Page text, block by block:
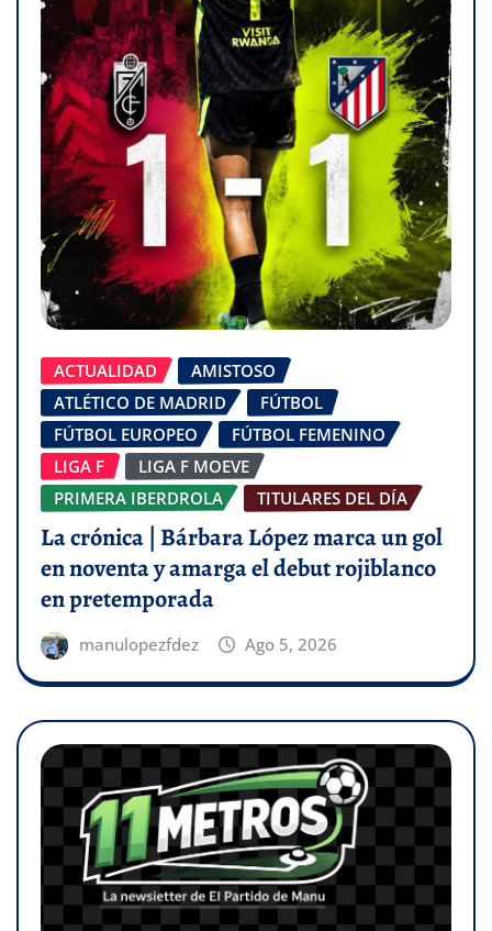
ACTUALIDAD
AMISTOSO
ATLÉTICO DE MADRID
FÚTBOL
FÚTBOL EUROPEO
FÚTBOL FEMENINO
LIGA F
LIGA F MOEVE
PRIMERA IBERDROLA
TITULARES DEL DÍA
La crónica | Bárbara López marca un gol
en noventa y amarga el debut rojiblanco
en pretemporada
manulopezfdez Ago 5, 2026